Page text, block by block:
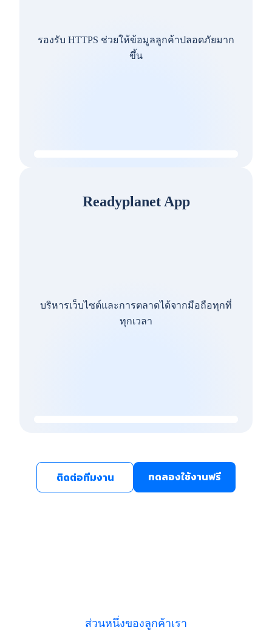
รองรับ HTTPS ช่วยให้ข้อมูลลูกค้าปลอดภัยมาก
ขึ้น
Readyplanet App
บริหารเว็บไซต์และการตลาดได้จากมือถือทุกที่
ทุกเวลา
ติดต่อทีมงาน ทดลองใช้งานฟรี
ส่วนหนึ่งของลูกค้าเรา